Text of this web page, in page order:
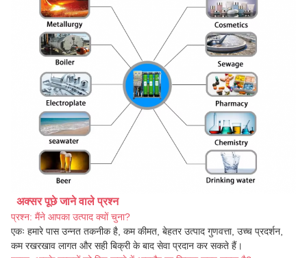
अक्सर पूछे जाने वाले प्रश्न
प्रश्न: मैंने आपका उत्पाद क्यों चुना?
एकः हमारे पास उन्नत तकनीक है, कम कीमत, बेहतर उत्पाद गुणवत्ता, उच्च प्रदर्शन,
कम रखरखाव लागत और सही बिक्री के बाद सेवा प्रदान कर सकते हैं।